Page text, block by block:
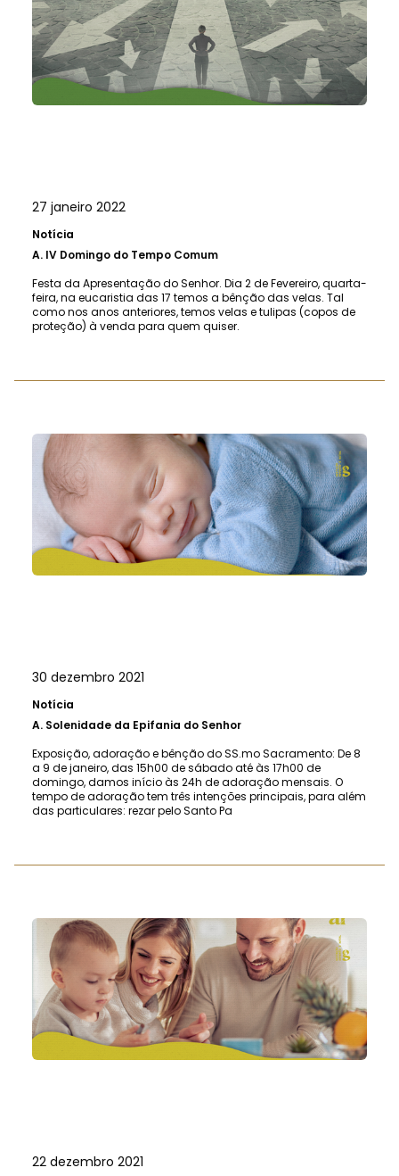
27 janeiro 2022
Notícia
A. IV Domingo do Tempo Comum
Festa da Apresentação do Senhor. Dia 2 de Fevereiro, quarta-
feira, na eucaristia das 17 temos a bênção das velas. Tal
como nos anos anteriores, temos velas e tulipas (copos de
proteção) à venda para quem quiser.
30 dezembro 2021
Notícia
A. Solenidade da Epifania do Senhor
Exposição, adoração e bênção do SS.mo Sacramento: De 8
a 9 de janeiro, das 15h00 de sábado até às 17h00 de
domingo, damos início às 24h de adoração mensais. O
tempo de adoração tem três intenções principais, para além
das particulares: rezar pelo Santo Pa
22 dezembro 2021